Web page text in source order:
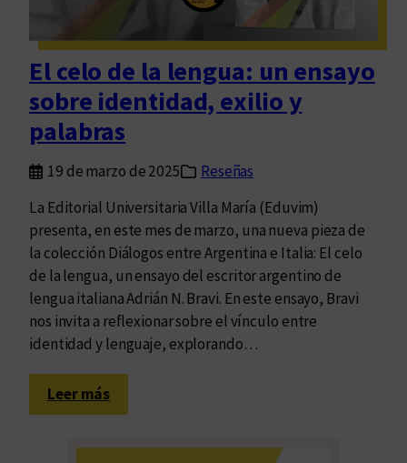
m
e
n
C
ó
d
o
b
a
e
A
d
i
á
N
.
B
r
a
v
i
c
o
n
El celo de la lengua: un ensayo
sobre identidad, exilio y
palabras
19 de marzo de 2025
Reseñas
La Editorial Universitaria Villa María (Eduvim)
presenta, en este mes de marzo, una nueva pieza de
la colección Diálogos entre Argentina e Italia: El celo
de la lengua, un ensayo del escritor argentino de
lengua italiana Adrián N. Bravi. En este ensayo, Bravi
nos invita a reflexionar sobre el vínculo entre
identidad y lenguaje, explorando…
Leer más:
E